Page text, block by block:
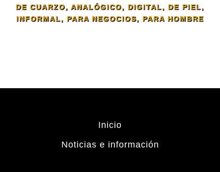
DE CUARZO, ANALÓGICO, DIGITAL, DE PIEL,
INFORMAL, PARA NEGOCIOS, PARA HOMBRE
Inicio
Noticias e información